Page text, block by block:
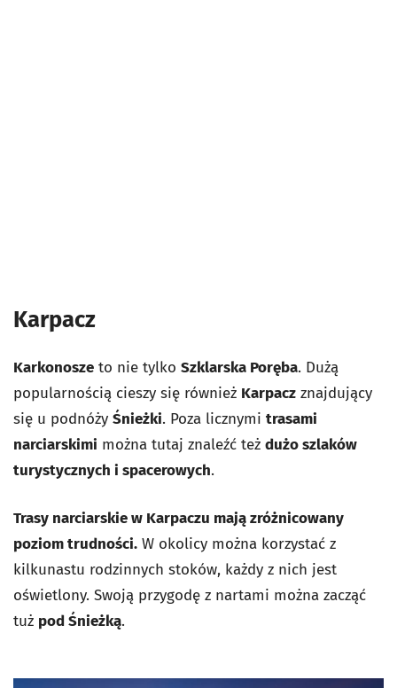
Karpacz
Karkonosze to nie tylko Szklarska Poręba. Dużą
popularnością cieszy się również Karpacz znajdujący
się u podnóży Śnieżki. Poza licznymi trasami
narciarskimi można tutaj znaleźć też dużo szlaków
turystycznych i spacerowych.
Trasy narciarskie w Karpaczu mają zróżnicowany
poziom trudności. W okolicy można korzystać z
kilkunastu rodzinnych stoków, każdy z nich jest
oświetlony. Swoją przygodę z nartami można zacząć
tuż pod Śnieżką.